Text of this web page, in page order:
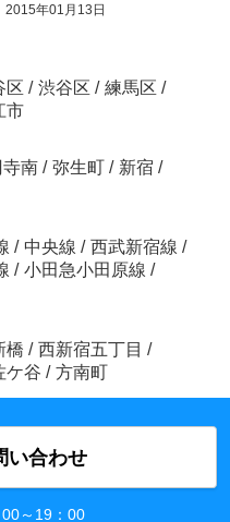
2015年01月13日
区 / 渋谷区 / 練馬区 /
市
南 / 弥生町 / 新宿 /
/ 中央線 / 西武新宿線 /
/ 小田急小田原線 /
橋 / 西新宿五丁目 /
ケ谷 / 方南町
い合わせ
～19：00